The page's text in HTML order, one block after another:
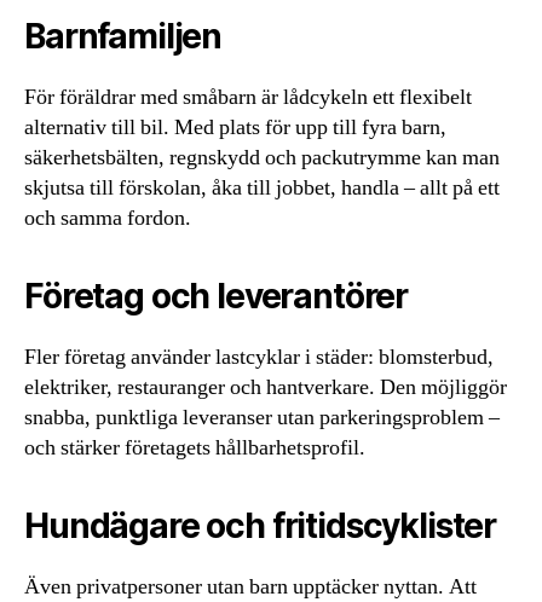
Barnfamiljen
För föräldrar med småbarn är lådcykeln ett flexibelt
alternativ till bil. Med plats för upp till fyra barn,
säkerhetsbälten, regnskydd och packutrymme kan man
skjutsa till förskolan, åka till jobbet, handla – allt på ett
och samma fordon.
Företag och leverantörer
Fler företag använder lastcyklar i städer: blomsterbud,
elektriker, restauranger och hantverkare. Den möjliggör
snabba, punktliga leveranser utan parkeringsproblem –
och stärker företagets hållbarhetsprofil.
Hundägare och fritidscyklister
Även privatpersoner utan barn upptäcker nyttan. Att